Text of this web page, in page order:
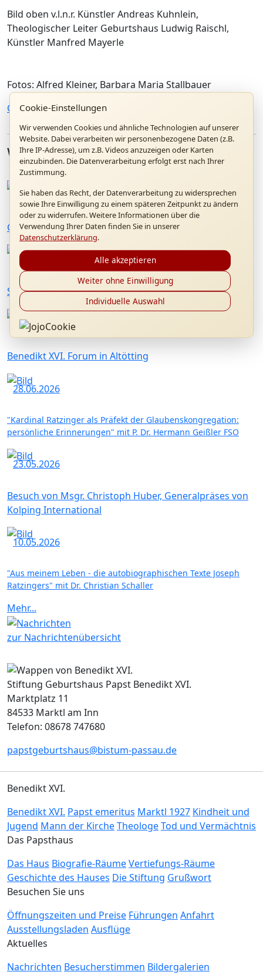
Bild oben v.l.n.r. Künstler Andreas Kuhnlein,
Theologischer Leiter Geburtshaus Ludwig Raischl,
Künstler Manfred Mayerle
Fotos: Alfred Kleiner, Barbara Maria Stallbauer
Galerie2015-10-18 Finissage Sonderausstellung
Weitere Artikel
12.09.2026
Gottesdienst "20 Jahre Papstbesuch in Marktl"
26.07.2026
Sommerkonzert mit Konrad Raischl und Band
01.07.2026
Benedikt XVI. Forum in Altötting
28.06.2026
"Kardinal Ratzinger als Präfekt der Glaubenskongregation:
persönliche Erinnerungen" mit P. Dr. Hermann Geißler FSO
23.05.2026
Besuch von Msgr. Christoph Huber, Generalpräses von
Kolping International
10.05.2026
"Aus meinem Leben - die autobiographischen Texte Joseph
Ratzingers" mit Dr. Christian Schaller
Mehr...
zur Nachrichtenübersicht
Stiftung Geburtshaus Papst Benedikt XVI.
Marktplatz 11
84533 Marktl am Inn
Telefon: 08678 747680
papstgeburtshaus@bistum-passau.de
Benedikt XVI.
Benedikt XVI. Papst emeritus Marktl 1927 Kindheit und
Jugend Mann der KircheTheologeTod und Vermächtnis
Das Papsthaus
Das Haus Biografie-RäumeVertiefungs-Räume
Geschichte des Hauses Die Stiftung Grußwort
Besuchen Sie uns
Öffnungszeiten und Preise Führungen Anfahrt
Ausstellungsladen Ausflüge
Aktuelles
Nachrichten Besucherstimmen Bildergalerien
Cookie-Einstellungen
Wir verwenden Cookies und ähnliche Technologien auf unserer
Website. Dabei verarbeiten wir personenbezogene Daten (z.B.
Ihre IP-Adresse), um z.B. Videos anzuzeigen oder Karten
einzubinden. Die Datenverarbeitung erfolgt erst nach Ihrer
Zustimmung.
Sie haben das Recht, der Datenverarbeitung zu widersprechen
sowie Ihre Einwilligung zu einem späteren Zeitpunkt zu ändern
oder zu widerrufen. Weitere Informationen über die
Verwendung Ihrer Daten finden Sie in unserer
Datenschutzerklärung.
Alle akzeptieren
Weiter ohne Einwilligung
Individuelle Auswahl